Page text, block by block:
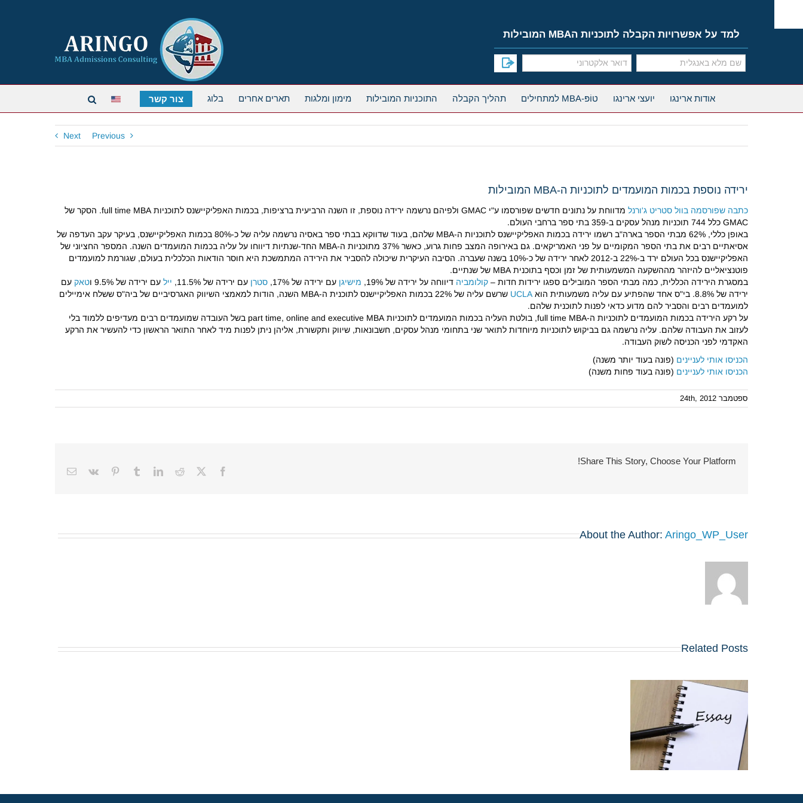
content
למד על אפשרויות הקבלה לתוכניות הMBA המובילות
אודות ארינגו יועצי ארינגו טוֹפּ-MBA למתחילים תהליך הקבלה התוכניות המובילות מימון ומלגות תארים אחרים בלוג צור קשר
Previous
Next
ירידה נוספת בכמות המועמדים לתוכניות ה-MBA המובילות
כתבה שפורסמה בוול סטריט ג'ורנל
מדווחת על נתונים חדשים שפורסמו ע"י GMAC ולפיהם נרשמה ירידה נוספת, זו השנה הרביעית ברציפות, בכמות האפליקיישנס לתוכניות full time MBA. הסקר של
GMAC כלל 744 תוכניות מנהל עסקים ב-359 בתי ספר ברחבי העולם.
באופן כללי, 62% מבתי הספר בארה"ב רשמו ירידה בכמות האפליקיישנס לתוכניות ה-MBA שלהם, בעוד שדווקא בבתי ספר באסיה נרשמה עליה של כ-80% בכמות האפליקיישנס, בעיקר עקב העדפה של
אסיאתיים רבים את בתי הספר המקומיים על פני האמריקאים. גם באירופה המצב פחות גרוע, כאשר 37% מתוכניות ה-MBA החד-שנתיות דיווחו על עליה בכמות המועמדים השנה. המספר החציוני של
האפליקיישנס בכל העולם ירד ב-22% ב-2012 לאחר ירידה של כ-10% בשנה שעברה. הסיבה העיקרית שיכולה להסביר את הירידה המתמשכת היא חוסר הודאות הכלכלית בעולם, שגורמת למועמדים
פוטנציאליים להיזהר מההשקעה המשמעותית של זמן וכסף בתוכנית MBA של שנתיים.
במסגרת הירידה הכללית, כמה מבתי הספר המובילים ספגו ירידות חדות – קולומביה דיווחה על ירידה של 19%, מישיגן עם ירידה של 17%, סטרן עם ירידה של 11.5%, יילעם ירידה של 9.5% ו טאקעם
ירידה של 8.8%. בי"ס אחד שהפתיע עם עליה משמעותית הוא
UCLA
שרשם עליה של 22% בכמות האפליקיישנס לתוכנית ה-MBA השנה, הודות למאמצי השיווק האגרסיביים של ביה"ס ששלח אימיילים
למועמדים רבים והסביר להם מדוע כדאי לפנות לתוכנית שלהם.
על רקע הירידה בכמות המועמדים לתוכניות ה-full time MBA, בולטת העליה בכמות המועמדים לתוכניות part time, online and executive MBA בשל העובדה שמועמדים רבים מעדיפים ללמוד בלי
לעזוב את העבודה שלהם. עליה נרשמה גם בביקוש לתוכניות מיוחדות לתואר שני בתחומי מנהל עסקים, חשבונאות, שיווק ותקשורת, אליהן ניתן לפנות מיד לאחר התואר הראשון כדי להעשיר את הרקע
האקדמי לפני הכניסה לשוק העבודה.
הכניסו אותי לעניינים (פונה בעוד יותר משנה)
הכניסו אותי לעניינים (פונה בעוד פחות משנה)
ספטמבר 24th, 2012
Share This Story, Choose Your Platform!
Facebook
X
Reddit
LinkedIn
Tumblr
Pinterest
Vk
Email
About the Author: Aringo_WP_User
Related Posts